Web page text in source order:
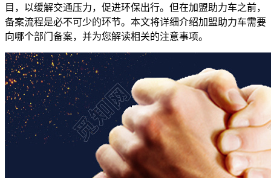
目，以缓解交通压力，促进环保出行。但在加盟助力车之前，
备案流程是必不可少的环节。本文将详细介绍加盟助力车需要
向哪个部门备案，并为您解读相关的注意事项。